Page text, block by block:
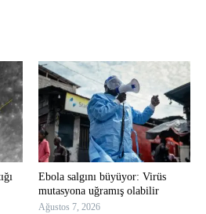
Ebola salgını büyüyor: Virüs
mutasyona uğramış olabilir
Ağustos 7, 2026